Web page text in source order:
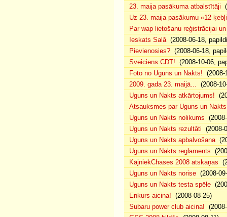
23. maija pasākuma atbalstītāji
Uz 23. maija pasākumu «12
Par wap lietošanu reģistrācijai
Ieskats Salā(2008-06-18,
Pievienosies? (2008-06-18,
Sveiciens CDT! (2008-10-06,
Foto no Uguns un Nakts! (2008-
2009. gada 23. maijā... (2008-
Uguns un Nakts atkārtojums!
Atsauksmes par Uguns un Nakts
Uguns un Nakts nolikums
Uguns un Nakts rezultāti (2008-
Uguns un Nakts apbalvošana
Uguns un Nakts reglaments
KājniekChases 2008 atskaņas
Uguns un Nakts norise (2008-
Uguns un Nakts testa spēle
Enkurs aicina! (2008-08-25)
Subaru power club aicina!